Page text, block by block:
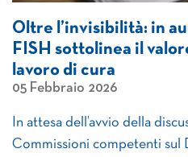
Oltre l’invisibilità: in
FISH sottolinea il
lavoro di cura
05 Febbraio 2026
In attesa dell’avvio della
Commissioni competenti sul